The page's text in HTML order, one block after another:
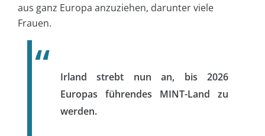
aus ganz Europa anzuziehen, darunter viele
Frauen.
Irland strebt nun an, bis 2026
Europas führendes MINT-Land zu
werden.